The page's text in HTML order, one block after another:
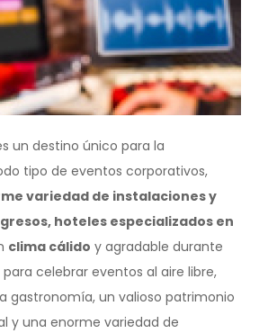
un destino único para la
tipo de eventos corporativos,
variedad de instalaciones y
hoteles especializados en
clima cálido y agradable durante
celebrar eventos al aire libre,
gastronomía, un valioso patrimonio
y una enorme variedad de